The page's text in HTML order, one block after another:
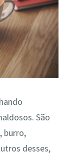
São
burro,
desses,